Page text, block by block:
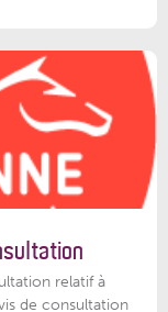
relatif à
de consultation